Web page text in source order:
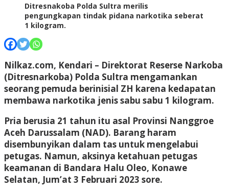
Ditresnakoba Polda Sultra merilis
pengungkapan tindak pidana narkotika seberat
1 kilogram.
Nilkaz.com, Kendari – Direktorat Reserse Narkoba
(Ditresnarkoba) Polda Sultra mengamankan
seorang pemuda berinisial ZH karena kedapatan
membawa narkotika jenis sabu sabu 1 kilogram.
Pria berusia 21 tahun itu asal Provinsi Nanggroe
Aceh Darussalam (NAD). Barang haram
disembunyikan dalam tas untuk mengelabui
petugas. Namun, aksinya ketahuan petugas
keamanan di Bandara Halu Oleo, Konawe
Selatan, Jum’at 3 Februari 2023 sore.